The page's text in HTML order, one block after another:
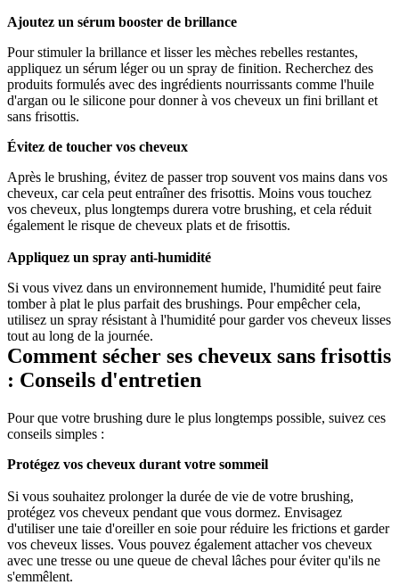
Ajoutez un sérum booster de brillance
Pour stimuler la brillance et lisser les mèches rebelles restantes,
appliquez un sérum léger ou un spray de finition. Recherchez des
produits formulés avec des ingrédients nourrissants comme l'huile
d'argan ou le silicone pour donner à vos cheveux un fini brillant et
sans frisottis.
Évitez de toucher vos cheveux
Après le brushing, évitez de passer trop souvent vos mains dans vos
cheveux, car cela peut entraîner des frisottis. Moins vous touchez
vos cheveux, plus longtemps durera votre brushing, et cela réduit
également le risque de cheveux plats et de frisottis.
Appliquez un spray anti-humidité
Si vous vivez dans un environnement humide, l'humidité peut faire
tomber à plat le plus parfait des brushings. Pour empêcher cela,
utilisez un spray résistant à l'humidité pour garder vos cheveux lisses
tout au long de la journée.
Comment sécher ses cheveux sans frisottis
: Conseils d'entretien
Pour que votre brushing dure le plus longtemps possible, suivez ces
conseils simples :
Protégez vos cheveux durant votre sommeil
Si vous souhaitez prolonger la durée de vie de votre brushing,
protégez vos cheveux pendant que vous dormez. Envisagez
d'utiliser une taie d'oreiller en soie pour réduire les frictions et garder
vos cheveux lisses. Vous pouvez également attacher vos cheveux
avec une tresse ou une queue de cheval lâches pour éviter qu'ils ne
s'emmêlent.